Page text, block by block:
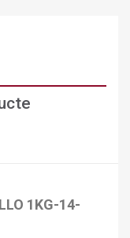
1KG-14-